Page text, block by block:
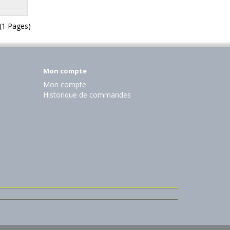
Pages)
Mon compte
Mon compte
Historique de commandes